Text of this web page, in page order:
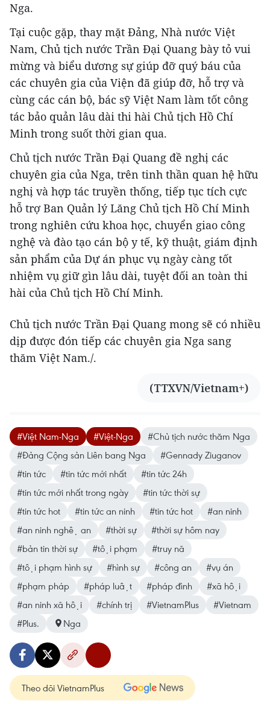
Nga.
Tại cuộc gặp, thay mặt Đảng, Nhà nước Việt
Nam, Chủ tịch nước Trần Đại Quang bày tỏ vui
mừng và biểu dương sự giúp đỡ quý báu của
các chuyên gia của Viện đã giúp đỡ, hỗ trợ và
cùng các cán bộ, bác sỹ Việt Nam làm tốt công
tác bảo quản lâu dài thi hài Chủ tịch Hồ Chí
Minh trong suốt thời gian qua.
Chủ tịch nước Trần Đại Quang đề nghị các
chuyên gia của Nga, trên tinh thần quan hệ hữu
nghị và hợp tác truyền thống, tiếp tục tích cực
hỗ trợ Ban Quản lý Lăng Chủ tịch Hồ Chí Minh
trong nghiên cứu khoa học, chuyển giao công
nghệ và đào tạo cán bộ y tế, kỹ thuật, giám định
sản phẩm của Dự án phục vụ ngày càng tốt
nhiệm vụ giữ gìn lâu dài, tuyệt đối an toàn thi
hài của Chủ tịch Hồ Chí Minh.
Chủ tịch nước Trần Đại Quang mong sẽ có nhiều
dịp được đón tiếp các chuyên gia Nga sang
thăm Việt Nam./.
(TTXVN/Vietnam+)
#Việt Nam-Nga #Việt-Nga
#Chủ tịch nước thăm Nga
#Đảng Cộng sản Liên bang Nga
#Gennady Ziuganov
#tin tức
#tin tức mới nhất
#tin tức 24h
#tin tức mới nhất trong ngày
#tin tức thời sự
#tin tức hot
#tin tức an ninh #tin tức hot
#an ninh
#an ninh nghệ an
#thời sự
#thời sự hôm nay
#bản tin thời sự
#tội phạm
#truy nã
#tội phạm hình sự
#hình sự #công an
#vụ án
#phạm pháp
#pháp luật #pháp đình
#xã hội
#an ninh xã hội
#chính trị #VietnamPlus
#Vietnam
#Plus.
Nga
Theo dõi VietnamPlus